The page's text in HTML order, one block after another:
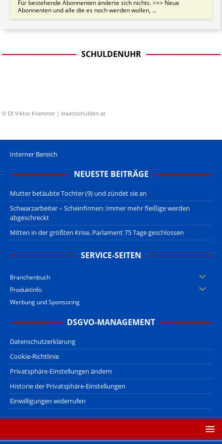
Für bestehende Abonnenten änderte sich nichts. >>> Neue
Abonnenten und alle die es noch werden wollen, ...
SCHULDENUHR
© DI Viktor Krammer | staatsschulden.at
Interner Bereich
NEUESTE BEITRÄGE
Mutter betäubte Tochter (9) und zündet sie an
Schwarzarbeiter – Scheinfirmen: Immer mehr fleißige werden
abgeschreckt
Mitten in der größten Krise, Parlament 75 Tage geschlossen
SERVICE-SEITEN
Branchenbuch
Produktinfo
Werbung und Sponsoring
DSGVO-MANAGEMENT
Datenschutzerklärung
Cookie-Richtlinie
Privatsphäre-Einstellungen ändern
Historie der Privatsphäre-Einstellungen
Einwilligungen widerrufen